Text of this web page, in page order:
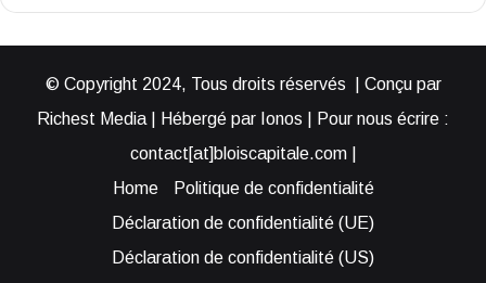
© Copyright 2024, Tous droits réservés | Conçu par
Richest Media | Hébergé par Ionos | Pour nous écrire :
contact[at]bloiscapitale.com |
Home
Politique de confidentialité
Déclaration de confidentialité (UE)
Déclaration de confidentialité (US)